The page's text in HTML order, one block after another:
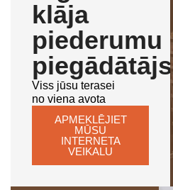
klāja
piederumu
piegādātājs
Viss jūsu terasei
no viena avota
APMEKLĒJIET
MŪSU
INTERNETA
VEIKALU